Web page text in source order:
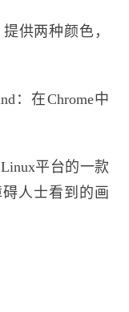
供两种颜色，
：在Chrome中
平台的一款
人士看到的画